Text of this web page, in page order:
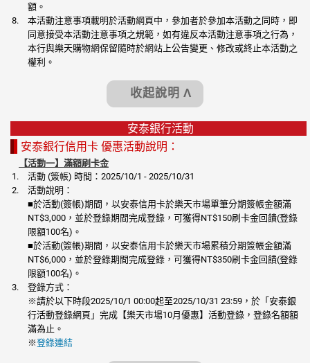
額。
本活動注意事項載明於活動網頁中，參加者於參加本活動之同時，即
同意接受本活動注意事項之規範，如有違反本活動注意事項之行為，
本行與樂天購物網保留隨時於網站上公告變更、修改或終止本活動之
權利。
收起說明 Λ
安泰銀行活動
安泰銀行信用卡 優惠活動說明：
【活動一】滿額刷卡金
活動 (簽帳) 時間：2025/10/1 - 2025/10/31
活動說明：
■於活動(簽帳)期間，以安泰信用卡於樂天市場單筆分期簽帳金額滿
NT$3,000，並於登錄期間完成登錄，可獲得NT$150刷卡金回饋(登錄
限額100名)。
■於活動(簽帳)期間，以安泰信用卡於樂天市場累積分期簽帳金額滿
NT$6,000，並於登錄期間完成登錄，可獲得NT$350刷卡金回饋(登錄
限額100名)。
登錄方式：
※請於以下時段2025/10/1 00:00起至2025/10/31 23:59，於「安泰銀
行活動登錄網頁」完成【樂天市場10月優惠】活動登錄，登錄名額額
滿為止。
※登錄連結